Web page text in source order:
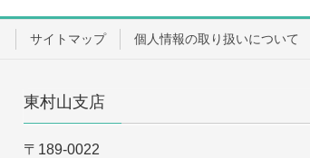
サイトマップ 個人情報の取り扱いについて
東村山支店
〒189-0022